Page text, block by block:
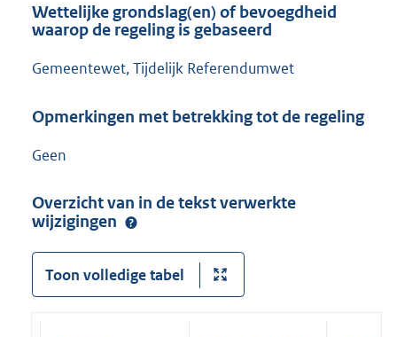
Wettelijke grondslag(en) of bevoegdheid
waarop de regeling is gebaseerd
Gemeentewet, Tijdelijk Referendumwet
Opmerkingen met betrekking tot de regeling
Geen
Overzicht van in de tekst verwerkte
wijzigingen
Toon volledige tabel